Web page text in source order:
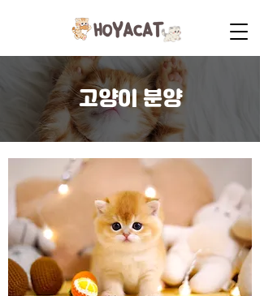
고양이 분양